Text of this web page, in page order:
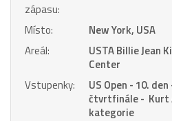
zápasu:
Místo:
New York, USA
Areál:
USTA Billie Jean
Center
Vstupenky:
US Open - 10.
čtvrtfinále - Kurt
kategorie